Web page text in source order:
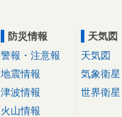
防災情報
警報・注意報
地震情報
津波情報
火山情報
天気図
天気図
気象衛星
世界衛星